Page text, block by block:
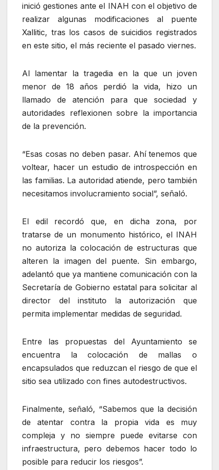
inició gestiones ante el INAH con el objetivo de
realizar algunas modificaciones al puente
Xallitic, tras los casos de suicidios registrados
en este sitio, el más reciente el pasado viernes.
Al lamentar la tragedia en la que un joven
menor de 18 años perdió la vida, hizo un
llamado de atención para que sociedad y
autoridades reflexionen sobre la importancia
de la prevención.
“Esas cosas no deben pasar. Ahí tenemos que
voltear, hacer un estudio de introspección en
las familias. La autoridad atiende, pero también
necesitamos involucramiento social”, señaló.
El edil recordó que, en dicha zona, por
tratarse de un monumento histórico, el INAH
no autoriza la colocación de estructuras que
alteren la imagen del puente. Sin embargo,
adelantó que ya mantiene comunicación con la
Secretaría de Gobierno estatal para solicitar al
director del instituto la autorización que
permita implementar medidas de seguridad.
Entre las propuestas del Ayuntamiento se
encuentra la colocación de mallas o
encapsulados que reduzcan el riesgo de que el
sitio sea utilizado con fines autodestructivos.
Finalmente, señaló, “Sabemos que la decisión
de atentar contra la propia vida es muy
compleja y no siempre puede evitarse con
infraestructura, pero debemos hacer todo lo
posible para reducir los riesgos”.